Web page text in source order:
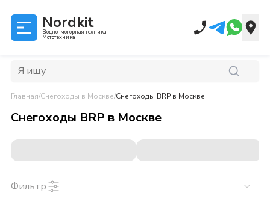
Nordkit
Водно-моторная техника
Мототехника
Главная/Снегоходы в Москве/Снегоходы BRP в Москве
Снегоходы BRP в Москве
Фильтр